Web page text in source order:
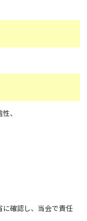
、
確認し、当会で責任